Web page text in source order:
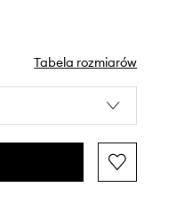
Tabela rozmiarów